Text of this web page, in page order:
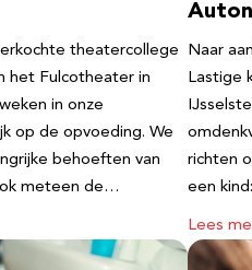
theatercollege
het Fulcotheater in
in onze
op de opvoeding. We
behoeften van
meteen de…
Naar
Lastige
richten
een
Lees